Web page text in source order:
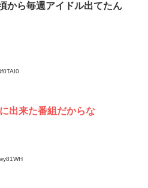
から毎週アイドル出てたん
出来た番組だからな